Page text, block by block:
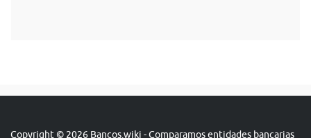
Copyright © 2026 Bancos.wiki - Comparamos entidades bancarias